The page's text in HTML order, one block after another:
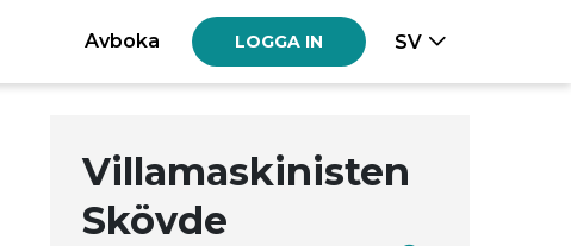
Avboka LOGGA IN SV
Villamaskinisten
Skövde